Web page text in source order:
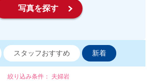
写真を探す
スタッフおすすめ 新着
絞り込み条件： 夫婦岩